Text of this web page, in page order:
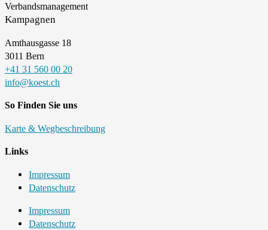
Verbandsmanagement
Kampagnen
Amthausgasse 18
3011 Bern
+41 31 560 00 20
info@koest.ch
So Finden Sie uns
Karte & Wegbeschreibung
Links
Impressum
Datenschutz
Impressum
Datenschutz